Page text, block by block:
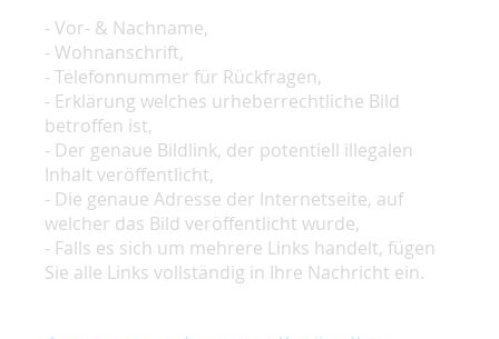
- Vor- & Nachname,
- Wohnanschrift,
- Telefonnummer für Rückfragen,
- Erklärung welches urheberrechtliche Bild
betroffen ist,
- Der genaue Bildlink, der potentiell illegalen
Inhalt veröffentlicht,
- Die genaue Adresse der Internetseite, auf
welcher das Bild veröffentlicht wurde,
- Falls es sich um mehrere Links handelt, fügen
Sie alle Links vollständig in Ihre Nachricht ein.